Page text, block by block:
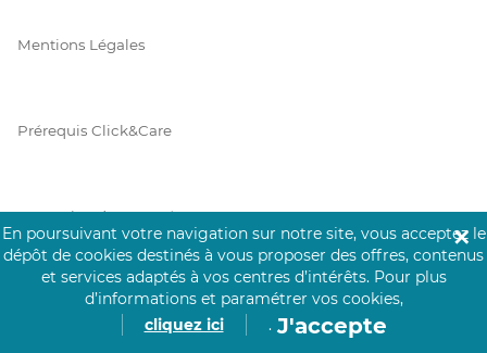
Mentions Légales
Prérequis Click&Care
Protection des Données
Vie Privée
En poursuivant votre navigation sur notre site, vous acceptez le
dépôt de cookies destinés à vous proposer des offres, contenus
et services adaptés à vos centres d’intérêts. Pour plus
d’informations et paramétrer vos cookies,
cliquez ici
. J'accepte
✕